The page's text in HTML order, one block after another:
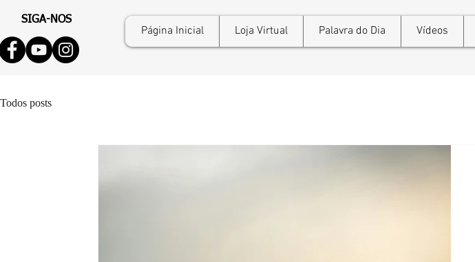
SIGA-NOS
Página Inicial Loja Virtual Palavra do Dia Vídeos
Todos posts